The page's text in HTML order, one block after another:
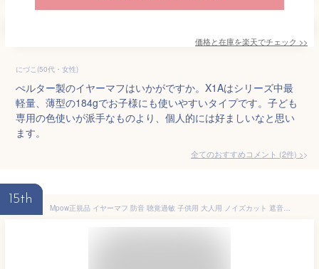
価格と在庫を楽天でチェック >>
にづこ(50代・女性)
ぺルター製のイヤーマフはいかがですか。X1Aはシリーズ中最
軽量、薄型の184gでお子様にも使いやすいタイプです。子ども
専用の色使いが派手なものより、個人的には好ましいなと思い
ます。
全てのおすすめコメント (2件) >
15th
Mpow正規品 イヤーマフ 防音 聴覚過敏 子供用 大人用 ノイズカット 遮音 静か 遮音値36dB 折り畳み 耳栓 聴覚保護 聴覚敏感 自閉症 耳あて 工場/作業/学校/通勤/地下鉄など様々な場所に対応 集中 安眠 騒音対策 騒音軽減 【巾着袋付き】